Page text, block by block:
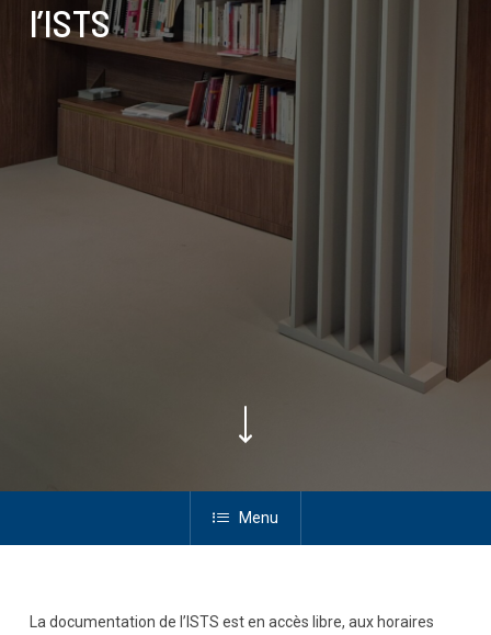
l’ISTS
Menu
La documentation de l’ISTS est en accès libre, aux horaires